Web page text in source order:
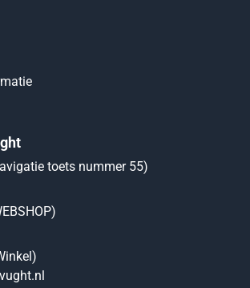
toets nummer 55)